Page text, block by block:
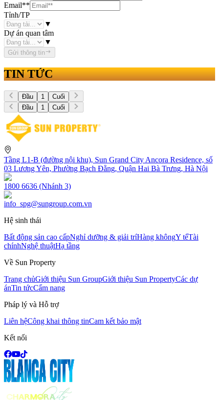
Email**
Tỉnh/TP
▼
Dự án quan tâm
▼
Gửi thông tin
TIN TỨC
Đầu 1
Cuối
Đầu
1 Cuối
Tầng L1-B (đường nội khu), Sun Grand City Ancora Residence, số
03 Lương Yên, Phường Bạch Đằng, Quận Hai Bà Trưng, Hà Nội
1800 6636 (Nhánh 3)
info_spg@sungroup.com.vn
Hệ sinh thái
Bất động sản cao cấpNghỉ dưỡng & giải tríHàng khôngY tếTài
chínhNghệ thuậtHạ tầng
Về Sun Property
Trang chủGiới thiệu Sun GroupGiới thiệu Sun PropertyCác dự
ánTin tứcCẩm nang
Pháp lý và Hỗ trợ
Liên hệCông khai thông tinCam kết bảo mật
Kết nối